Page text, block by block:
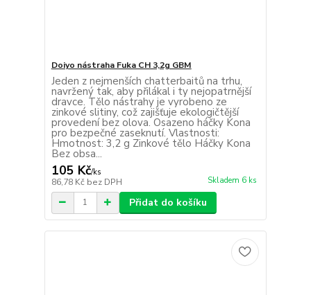
Doiyo nástraha Fuka CH 3,2g GBM
Jeden z nejmenších chatterbaitů na trhu,
navržený tak, aby přilákal i ty nejopatrnější
dravce. Tělo nástrahy je vyrobeno ze
zinkové slitiny, což zajišťuje ekologičtější
provedení bez olova. Osazeno háčky Kona
pro bezpečné zaseknutí. Vlastnosti:
Hmotnost: 3,2 g Zinkové tělo Háčky Kona
Bez obsa...
105 Kč/ks
86,78 Kč bez DPH Skladem 6 ks
Přidat do košíku